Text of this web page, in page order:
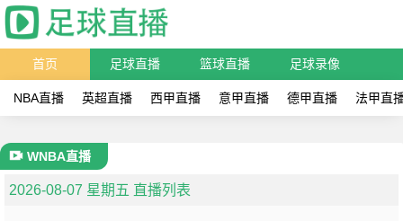
首页 足球直播 篮球直播 足球录像
NBA直播 英超直播 西甲直播 意甲直播 德甲直播 法甲直
WNBA直播
2026-08-07 星期五 直播列表